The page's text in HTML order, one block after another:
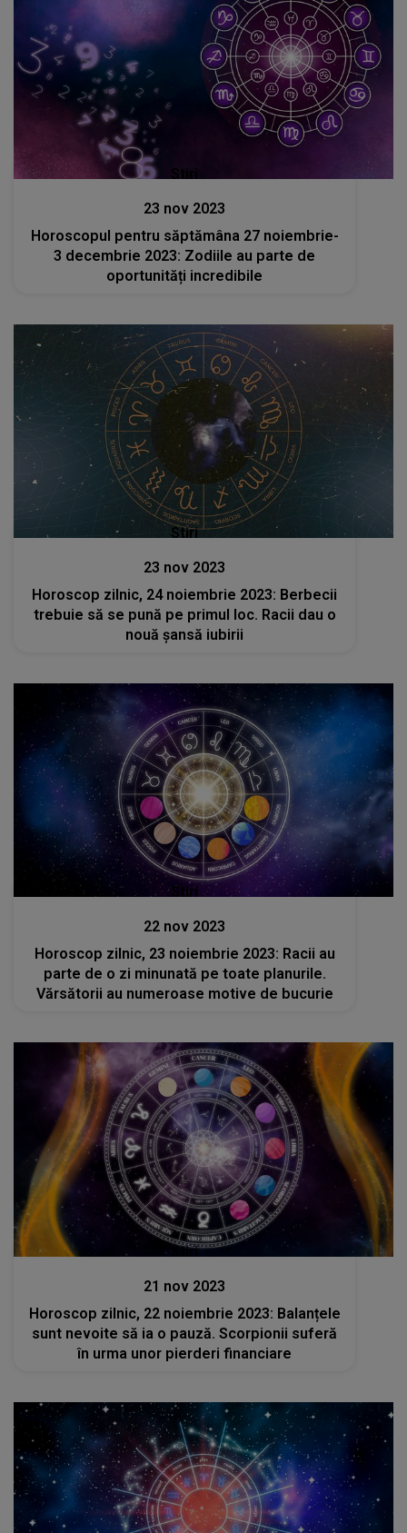
Stiri
23 nov 2023
Horoscopul pentru săptămâna 27 noiembrie-
3 decembrie 2023: Zodiile au parte de
oportunități incredibile
Stiri
23 nov 2023
Horoscop zilnic, 24 noiembrie 2023: Berbecii
trebuie să se pună pe primul loc. Racii dau o
nouă șansă iubirii
Stiri
22 nov 2023
Horoscop zilnic, 23 noiembrie 2023: Racii au
parte de o zi minunată pe toate planurile.
Vărsătorii au numeroase motive de bucurie
Stiri
21 nov 2023
Horoscop zilnic, 22 noiembrie 2023: Balanțele
sunt nevoite să ia o pauză. Scorpionii suferă
în urma unor pierderi financiare